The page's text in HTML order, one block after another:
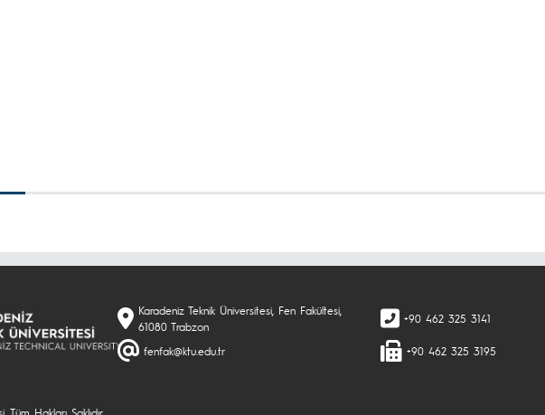
Karadeniz Teknik Üniversitesi, Fen Fakültesi,
61080 Trabzon
fenfak@ktu.edu.tr
+90 462 325 3141
+90 462 325 3195